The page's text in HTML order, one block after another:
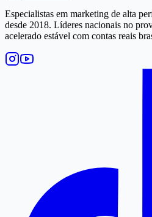
Especialistas em marketing de alta
desde 2018. Líderes nacionais no
acelerado estável com contas reais